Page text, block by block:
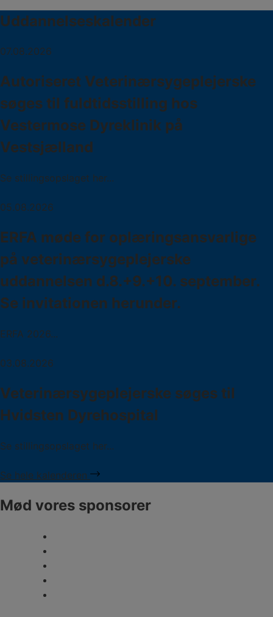
Uddannelseskalender
07.08.2026
Autoriseret Veterinærsygeplejerske
søges til fuldtidsstilling hos
Vestermose Dyreklinik på
Vestsjælland
Se stillingsopslaget her...
05.08.2026
ERFA møde for oplæringsansvarlige
på veterinærsygeplejerske
uddannelsen d.8.+9.+10. september.
Se invitationen herunder.
ERFA 2026...
03.08.2026
Veterinærsygeplejerske søges til
Hvidsten Dyrehospital
Se stillingsopslaget her...
Se hele kalenderen
Mød vores sponsorer